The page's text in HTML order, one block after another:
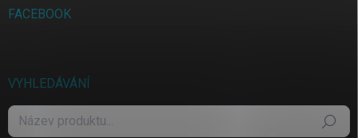
FACEBOOK
VYHLEDÁVÁNÍ
Hledat